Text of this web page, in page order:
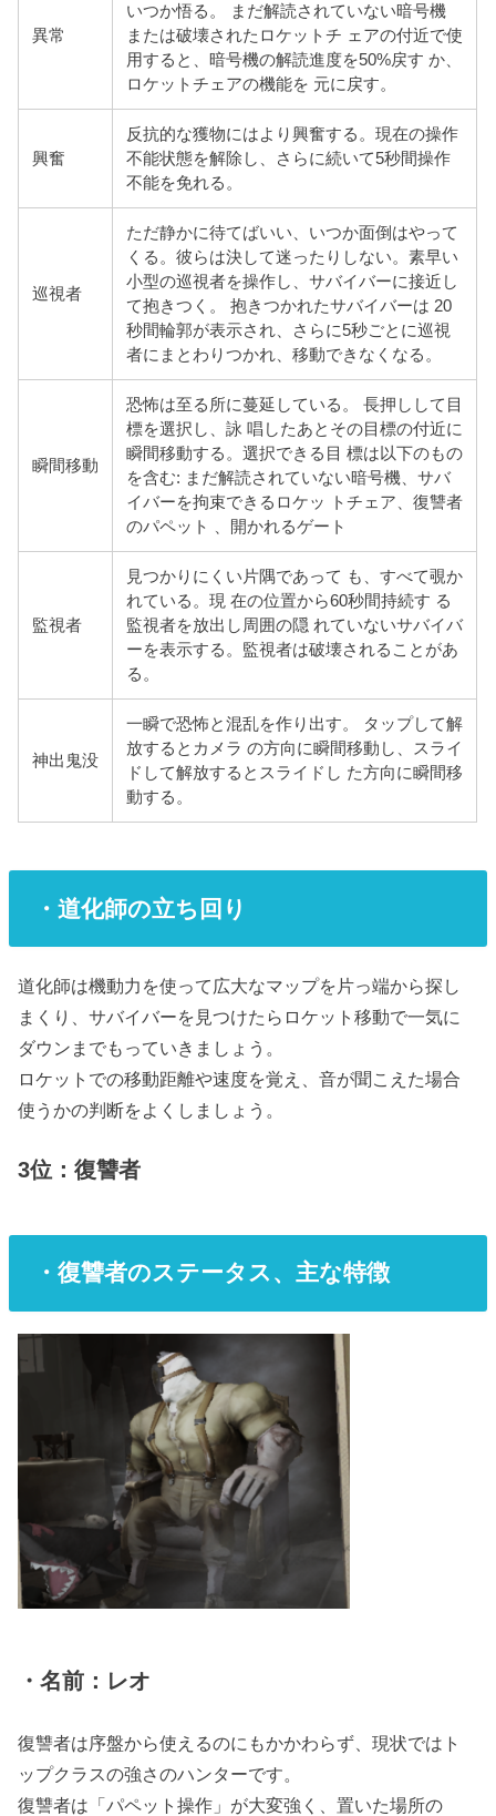
異常
いつか悟る。 まだ解読されていない暗号機
または破壊されたロケットチ ェアの付近で使
用すると、暗号機の解読進度を50%戻す か、
ロケットチェアの機能を 元に戻す。
興奮
反抗的な獲物にはより興奮する。現在の操作
不能状態を解除し、さらに続いて5秒間操作
不能を免れる。
巡視者
ただ静かに待てばいい、いつか面倒はやって
くる。彼らは決して迷ったりしない。素早い
小型の巡視者を操作し、サバイバーに接近し
て抱きつく。 抱きつかれたサバイバーは 20
秒間輪郭が表示され、さらに5秒ごとに巡視
者にまとわりつかれ、移動できなくなる。
瞬間移動
恐怖は至る所に蔓延している。 長押しして目
標を選択し、詠 唱したあとその目標の付近に
瞬間移動する。選択できる目 標は以下のもの
を含む: まだ解読されていない暗号機、サバ
イバーを拘束できるロケッ トチェア、復讐者
のパペット 、開かれるゲート
監視者
見つかりにくい片隅であって も、すべて覗か
れている。現 在の位置から60秒間持続す る
監視者を放出し周囲の隠 れていないサバイバ
ーを表示する。監視者は破壊されることがあ
る。
神出鬼没
一瞬で恐怖と混乱を作り出す。 タップして解
放するとカメラ の方向に瞬間移動し、スライ
ドして解放するとスライドし た方向に瞬間移
動する。
・道化師の立ち回り
道化師は機動力を使って広大なマップを片っ端から探し
まくり、サバイバーを見つけたらロケット移動で一気に
ダウンまでもっていきましょう。
ロケットでの移動距離や速度を覚え、音が聞こえた場合
使うかの判断をよくしましょう。
3位：復讐者
・復讐者のステータス、主な特徴
・名前：レオ
復讐者は序盤から使えるのにもかかわらず、現状ではト
ップクラスの強さのハンターです。
復讐者は「パペット操作」が大変強く、置いた場所の